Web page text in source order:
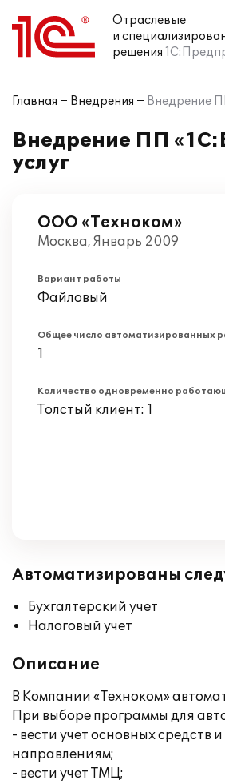
Отраслевые
и
решения
Главная Внедрения Внедрение
Внедрение ПП
услуг
ООО «Техноком»
Москва, Январь 2009
Вариант работы
Файловый
Общее число автоматизированных
1
Количество одновременно
Толстый клиент: 1
Автоматизированы
Бухгалтерский учет
Налоговый учет
Описание
В Компании «Техноком»
При выборе программы для
- вести учет основных
направлениям;
- вести учет ТМЦ;